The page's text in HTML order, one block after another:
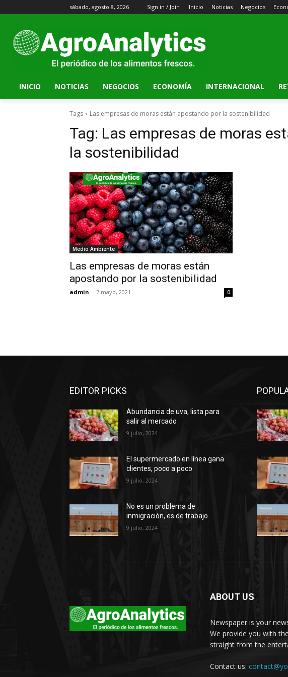
sábado, agosto 8, 2026 Sign in / Join Inicio Noticias Negocios
INICIO NOTICIAS NEGOCIOS ECONOMÍA INTERNACIONAL
Tags Las empresas de moras están apostando por la sostenibilidad
Tag: Las empresas de moras
la sostenibilidad
Medio Ambiente
Las empresas de moras están
apostando por la sostenibilidad
admin - 7 mayo, 2021 0
EDITOR PICKS
Abundancia de uva, lista para
salir al mercado
9 julio, 2024
El supermercado en línea gana
clientes, poco a poco
9 julio, 2024
No es un problema de
inmigración, es de trabajo
9 julio, 2024
ABOUT US
Newspaper is your
We provide you with
straight from the
Contact us: